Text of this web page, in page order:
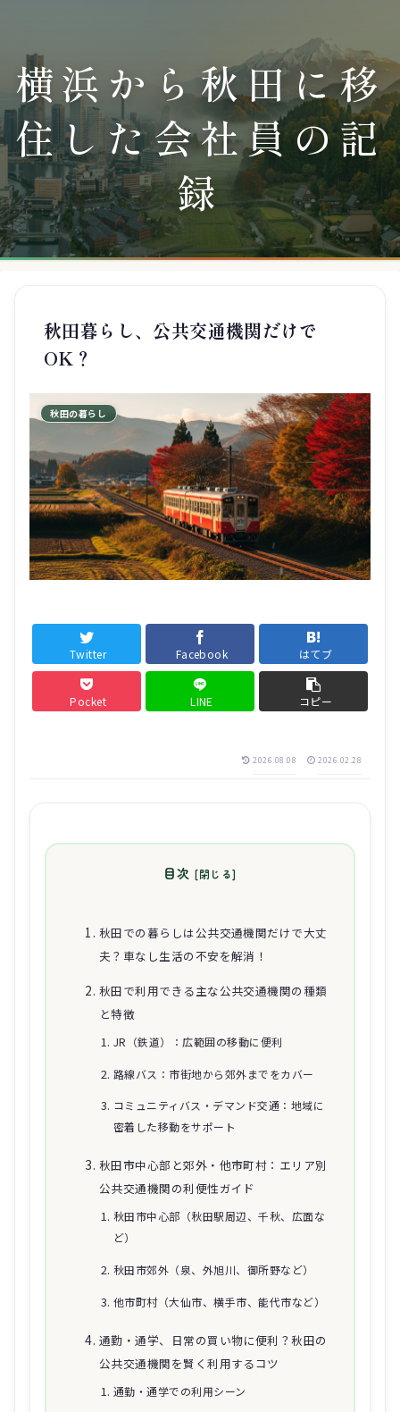
横浜から秋田に移
住した会社員の記
録
秋田暮らし、公共交通機関だけで
OK？
秋田の暮らし
Twitter Facebook はてブ
Pocket LINE コピー
2026.08.08 2026.02.28
目次
秋田での暮らしは公共交通機関だけで大丈
夫？車なし生活の不安を解消！
秋田で利用できる主な公共交通機関の種類
と特徴
JR（鉄道）：広範囲の移動に便利
路線バス：市街地から郊外までをカバー
コミュニティバス・デマンド交通：地域に
密着した移動をサポート
秋田市中心部と郊外・他市町村：エリア別
公共交通機関の利便性ガイド
秋田市中心部（秋田駅周辺、千秋、広面な
ど）
秋田市郊外（泉、外旭川、御所野など）
他市町村（大仙市、横手市、能代市など）
通勤・通学、日常の買い物に便利？秋田の
公共交通機関を賢く利用するコツ
通勤・通学での利用シーン